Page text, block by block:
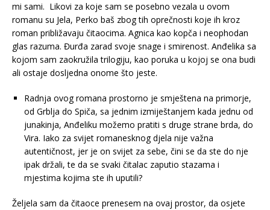
mi sami. Likovi za koje sam se posebno vezala u ovom
romanu su Jela, Perko baš zbog tih oprečnosti koje ih kroz
roman približavaju čitaocima. Agnica kao kopča i neophodan
glas razuma. Đurđa zarad svoje snage i smirenost. Anđelika sa
kojom sam zaokružila trilogiju, kao poruka u kojoj se ona budi
ali ostaje dosljedna onome što jeste.
Radnja ovog romana prostorno je smještena na primorje,
od Grblja do Spiča, sa jednim izmiještanjem kada jednu od
junakinja, Anđeliku možemo pratiti s druge strane brda, do
Vira. Iako za svijet romanesknog djela nije važna
autentičnost, jer je on svijet za sebe, čini se da ste do nje
ipak držali, te da se svaki čitalac zaputio stazama i
mjestima kojima ste ih uputili?
Željela sam da čitaoce prenesem na ovaj prostor, da osjete